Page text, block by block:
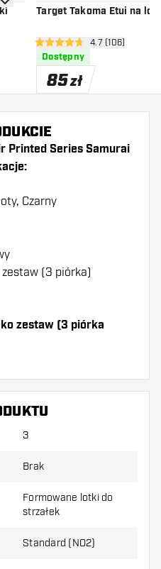
do listy życzeń Target Takoma Etui na
otwórz panel
4.7 gwiazdki oceny
4.7 (106)
Dostępny
85zł
Printed Series Samurai
Czarny
zestaw (3 piórka)
zestaw (3 piórka
Series Samurai
żywotność. Te piórka
Cosmo Fit.
ręką dużo piórek i
który wariant
3
Brak
Formowane lotki do
strzałek
Standard (NO2)